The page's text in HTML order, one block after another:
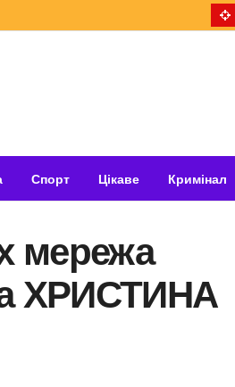
Спорт Цікаве Кримінал
мережа
ХРИСТИНА